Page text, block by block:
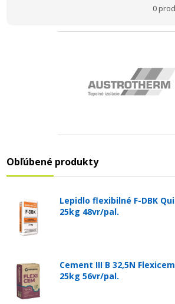
0
Obľúbené produkty
Lepidlo flexibilné F-DBK
25kg 48vr/pal.
Cement III B 32,5N Flexicem
25kg 56vr/pal.